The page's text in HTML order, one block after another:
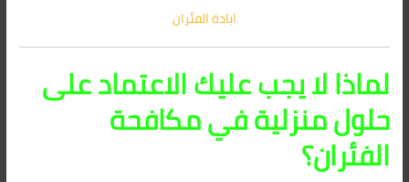
ابادة الفئران
لماذا لا يجب عليك الاعتماد على
حلول منزلية في مكافحة
الفئران؟